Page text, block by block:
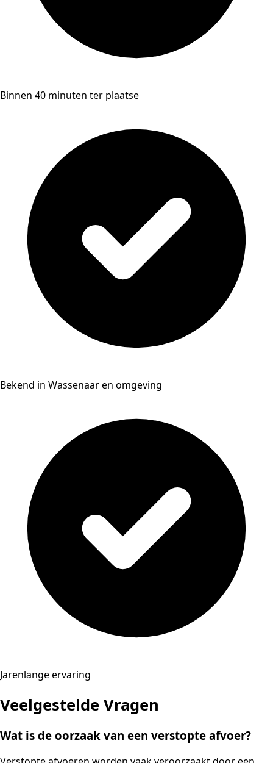
Binnen 40 minuten ter plaatse
Bekend in Wassenaar en omgeving
Jarenlange ervaring
Veelgestelde Vragen
Wat is de oorzaak van een verstopte afvoer?